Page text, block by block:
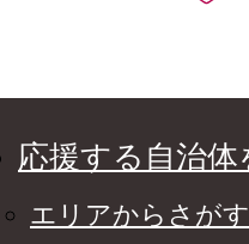
応援する自治体
エリアからさがす